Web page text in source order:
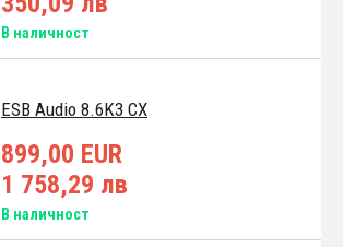
В наличност
ESB Audio 8.6K3 CX
899,00 EUR
1 758,29 лв
В наличност